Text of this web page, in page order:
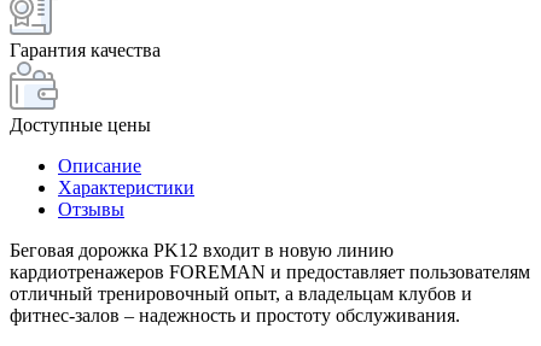
Гарантия качества
Доступные цены
Описание
Характеристики
Отзывы
Беговая дорожка PK12 входит в новую линию
кардиотренажеров FOREMAN и предоставляет пользователям
отличный тренировочный опыт, а владельцам клубов и
фитнес-залов – надежность и простоту обслуживания.